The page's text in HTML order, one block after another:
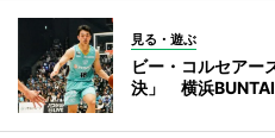
見る・遊ぶ
ビー・コルセアー
決」 横浜